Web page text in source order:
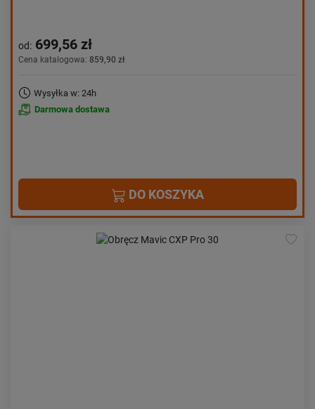
od: 699,56 zł
Cena katalogowa: 859,90 zł
Wysyłka w: 24h
Darmowa dostawa
DO KOSZYKA